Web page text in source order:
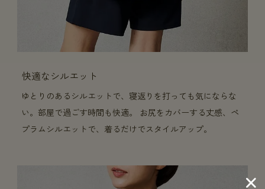
快適なシルエット
ゆとりのあるシルエットで、寝返りを打っても気にならな
い。部屋で過ごす時間も快適。 お尻をカバーする丈感、ペ
プラムシルエットで、着るだけでスタイルアップ。